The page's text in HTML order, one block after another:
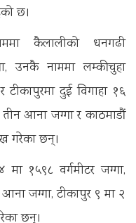
छ।
कैलालीको धनगढी
उनकै नाममा लम्कीचुहा
टीकापुरमा दुई विगाहा १६
आना जग्गा र काठमाडौं
गरेका छन्।
मा १५९८ वर्गमीटर जग्गा,
जग्गा, टीकापुर ९ मा २
छन्।